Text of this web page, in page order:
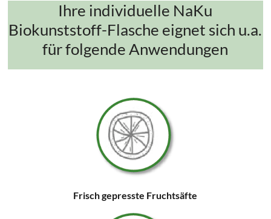
Ihre individuelle NaKu
Biokunststoff-Flasche eignet sich u.a.
für folgende Anwendungen
Frisch gepresste Fruchtsäfte